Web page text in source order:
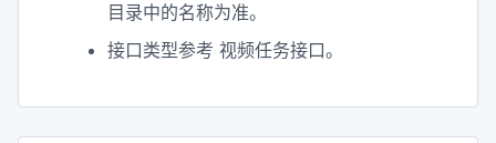
目录中的名称为准。
接口类型参考 视频任务接口。